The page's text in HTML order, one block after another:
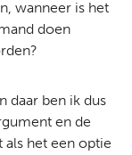
wanneer is het
doen
daar ben ik dus
en de
als het een optie